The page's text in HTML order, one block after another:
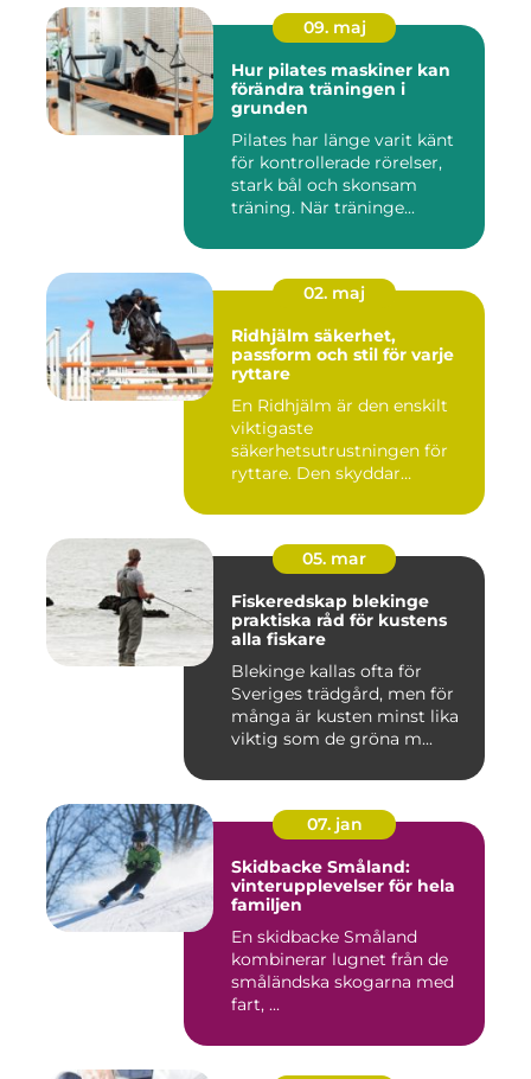
09. maj
Hur pilates maskiner kan
förändra träningen i
grunden
Pilates har länge varit känt
för kontrollerade rörelser,
stark bål och skonsam
träning. När träninge...
02. maj
Ridhjälm säkerhet,
passform och stil för varje
ryttare
En Ridhjälm är den enskilt
viktigaste
säkerhetsutrustningen för
ryttare. Den skyddar
05. mar
Fiskeredskap blekinge
praktiska råd för kustens
alla fiskare
Blekinge kallas ofta för
Sveriges trädgård, men för
många är kusten minst lika
viktig som de gröna m...
07. jan
Skidbacke Småland:
vinterupplevelser för hela
familjen
En skidbacke Småland
kombinerar lugnet från de
småländska skogarna med
fart, ...